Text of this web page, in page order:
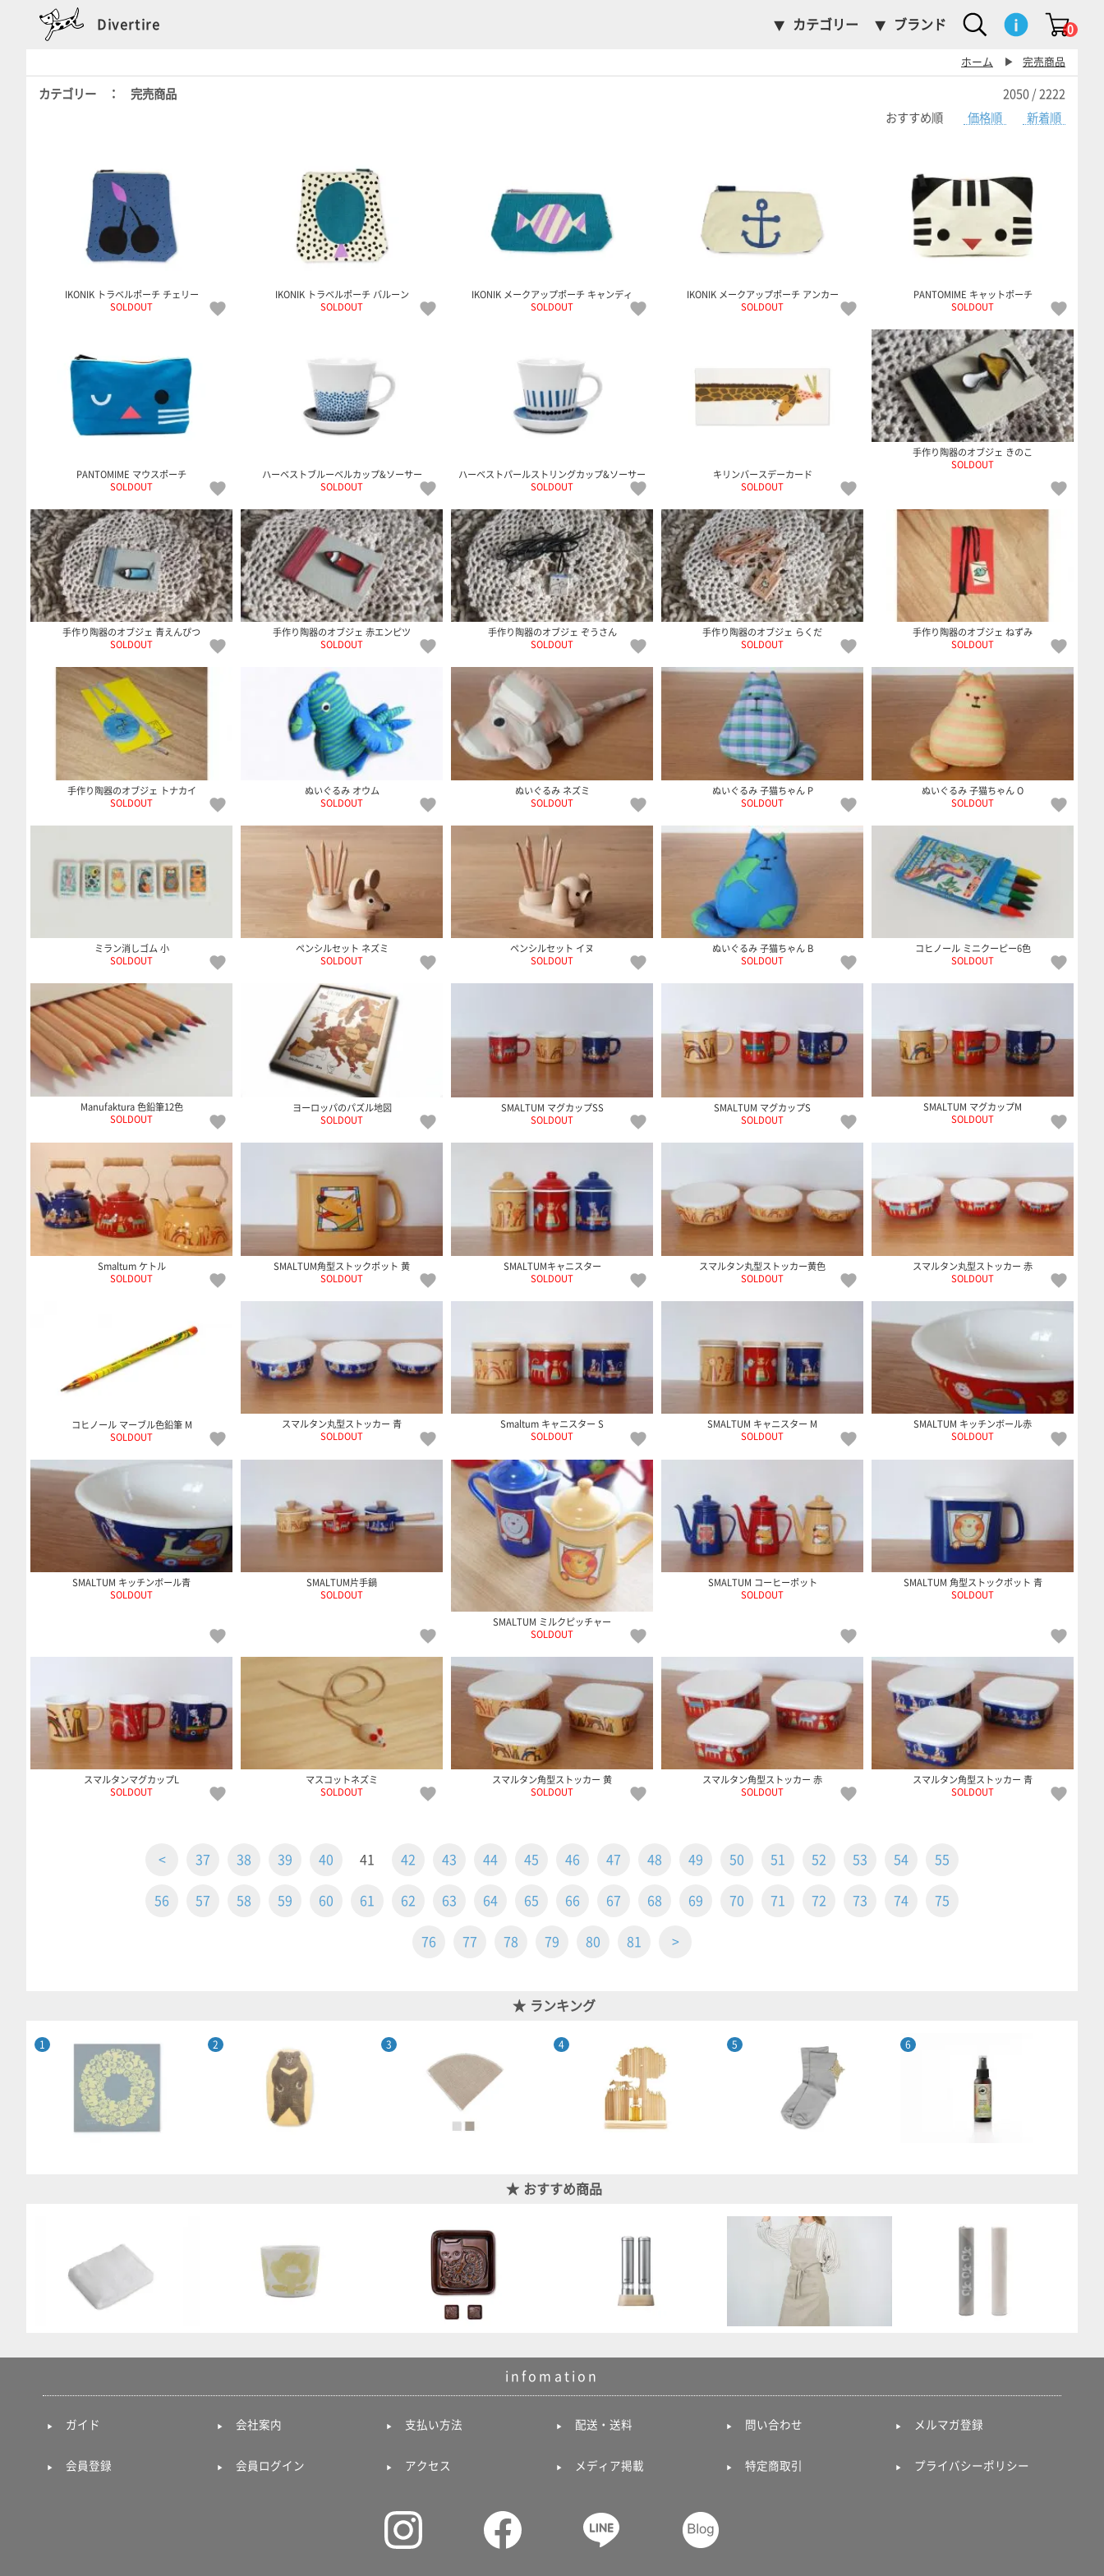
Divertire カテゴリー ブランド 0
ホーム ▶ 完売商品
カテゴリー ： 完売商品
2050 / 2222
おすすめ順
価格順 新着順
IKONIK トラベルポーチ チェリー
SOLDOUT
IKONIK トラベルポーチ バルーン
SOLDOUT
IKONIK メークアップポーチ キャンディ
SOLDOUT
IKONIK メークアップポーチ アンカー
SOLDOUT
PANTOMIME キャットポーチ
SOLDOUT
PANTOMIME マウスポーチ
SOLDOUT
ハーベストブルーベルカップ&ソーサー
SOLDOUT
ハーベストパールストリングカップ&ソーサー
SOLDOUT
キリンバースデーカード
SOLDOUT
手作り陶器のオブジェ きのこ
SOLDOUT
手作り陶器のオブジェ 青えんぴつ
SOLDOUT
手作り陶器のオブジェ 赤エンピツ
SOLDOUT
手作り陶器のオブジェ ぞうさん
SOLDOUT
手作り陶器のオブジェ らくだ
SOLDOUT
手作り陶器のオブジェ ねずみ
SOLDOUT
手作り陶器のオブジェ トナカイ
SOLDOUT
ぬいぐるみ オウム
SOLDOUT
ぬいぐるみ ネズミ
SOLDOUT
ぬいぐるみ 子猫ちゃん P
SOLDOUT
ぬいぐるみ 子猫ちゃん O
SOLDOUT
ミラン消しゴム 小
SOLDOUT
ペンシルセット ネズミ
SOLDOUT
ペンシルセット イヌ
SOLDOUT
ぬいぐるみ 子猫ちゃん B
SOLDOUT
コヒノール ミニクーピー6色
SOLDOUT
Manufaktura 色鉛筆12色
SOLDOUT
ヨーロッパのパズル地図
SOLDOUT
SMALTUM マグカップSS
SOLDOUT
SMALTUM マグカップS
SOLDOUT
SMALTUM マグカップM
SOLDOUT
Smaltum ケトル
SOLDOUT
SMALTUM角型ストックポット 黄
SOLDOUT
SMALTUMキャニスター
SOLDOUT
スマルタン丸型ストッカー黄色
SOLDOUT
スマルタン丸型ストッカー 赤
SOLDOUT
コヒノール マーブル色鉛筆 M
SOLDOUT
スマルタン丸型ストッカー 青
SOLDOUT
Smaltum キャニスター S
SOLDOUT
SMALTUM キャニスター M
SOLDOUT
SMALTUM キッチンボール赤
SOLDOUT
SMALTUM キッチンボール青
SOLDOUT
SMALTUM片手鍋
SOLDOUT
SMALTUM ミルクピッチャー
SOLDOUT
SMALTUM コーヒーポット
SOLDOUT
SMALTUM 角型ストックポット 青
SOLDOUT
スマルタンマグカップL
SOLDOUT
マスコットネズミ
SOLDOUT
スマルタン角型ストッカー 黄
SOLDOUT
スマルタン角型ストッカー 赤
SOLDOUT
スマルタン角型ストッカー 青
SOLDOUT
< 37 38 39 40 41 42 43 44 45 46 47 48 49 50 51 52 53 54 55
56 57 58 59 60 61 62 63 64 65 66 67 68 69 70 71 72 73 74 75
76 77 78 79 80 81 >
ランキング
おすすめ商品
infomation
ガイド 会社案内 支払い方法 配送・送料 問い合わせ メルマガ登録
会員登録 会員ログイン アクセス メディア掲載 特定商取引 プライバシーポリシー